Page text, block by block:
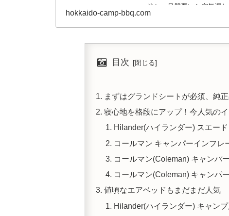
地と、品質悪いと空気漏
hokkaido-camp-bbq.com
目次
まずはグランドシートが必須、純
寝心地を格段にアップ！今人気の
Hilander(ハイランダー) スエー
コールマン キャンパーインフ
コールマン(Coleman) キャンパ
コールマン(Coleman) キャンパ
値頃なエアベッドもまだまだ人気
Hilander(ハイランダー) キャン